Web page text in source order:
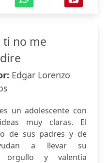
ti no me
Edgar Lorenzo
un adolescente con
muy claras. El
de sus padres y de
a llevar su
orgullo y valentía